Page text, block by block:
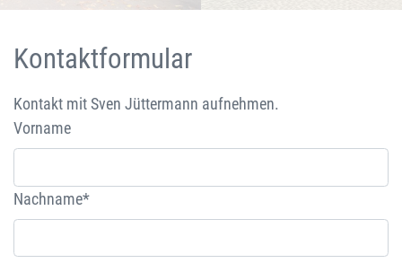
Kontaktformular
Kontakt mit Sven Jüttermann aufnehmen.
Vorname
Nachname*